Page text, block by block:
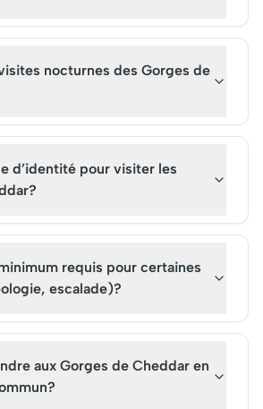
nocturnes des Gorges de
d’identité pour visiter les
requis pour certaines
escalade)?
aux Gorges de Cheddar en